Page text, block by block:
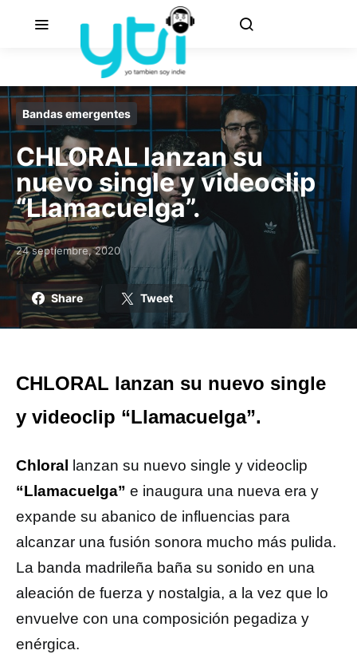
Bandas emergentes
CHLORAL lanzan su
nuevo single y videoclip
“Llamacuelga”.
Posted on
24 septiembre, 2020
Share Tweet
CHLORAL lanzan su nuevo single
y videoclip “Llamacuelga”.
Chloral
lanzan su nuevo single y videoclip
“Llamacuelga” e inaugura una nueva era y
expande su abanico de influencias para
alcanzar una fusión sonora mucho más pulida.
La banda madrileña baña su sonido en una
aleación de fuerza y nostalgia, a la vez que lo
envuelve con una composición pegadiza y
enérgica.